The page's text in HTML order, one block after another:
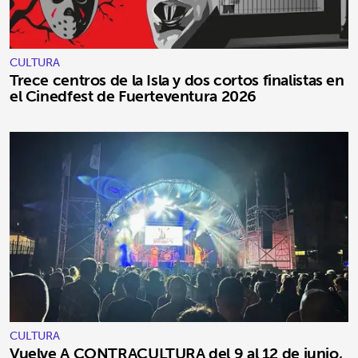
CULTURA
Trece centros de la Isla y dos cortos finalistas en
el Cinedfest de Fuerteventura 2026
CULTURA